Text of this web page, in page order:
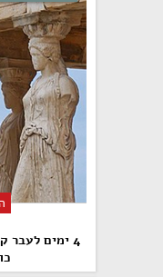
4 ימים לעבר